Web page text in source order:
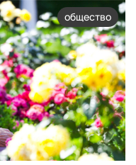
общество